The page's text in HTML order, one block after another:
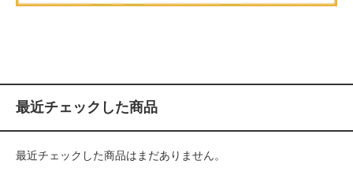
最近チェックした商品
最近チェックした商品はまだありません。